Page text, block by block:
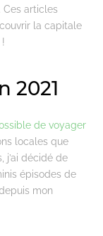
articles
la capitale
2021
de voyager
locales que
j’ai décidé de
épisodes de
mon